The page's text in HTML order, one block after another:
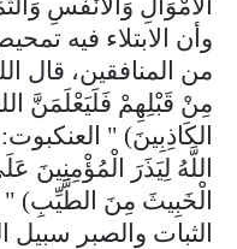
وأن الابتلاء فيه
من المنافقين، قال
مِنْ قَبْلِهِمْ فَلَيَعْلَمَنَّ
اللَّهُ لِيَذَرَ الْمُؤْمِنِينَ
الثبات والصبر سبيل